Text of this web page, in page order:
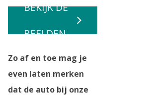
BEKIJK DE
BEELDEN
Zo af en toe mag je
even laten merken
dat de auto bij onze